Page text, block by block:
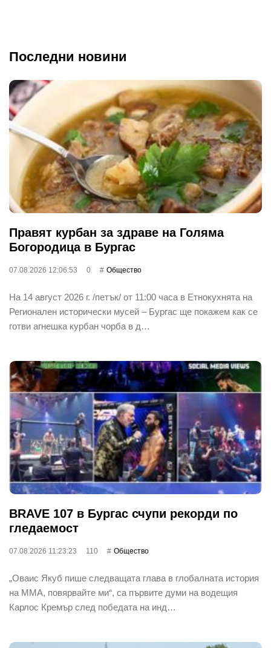
Последни новини
Правят курбан за здраве на Голяма
Богородица в Бургас
07.08.2026 12:06:53 0 Общество
На 14 август 2026 г. /петък/ от 11:00 часа в Етнокухнята на
Регионален исторически мусей – Бургас ще покажем как се
готви агнешка курбан чорба в д…
BRAVE 107 в Бургас счупи рекорди по
гледаемост
07.08.2026 11:23:23 110 Общество
„Оваис Якуб пише следващата глава в глобалната история
на ММА, повярвайте ми“, са първите думи на водещия
Карлос Кремър след победата на инд…